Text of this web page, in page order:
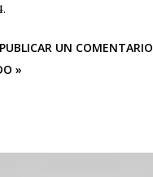
PUBLICAR UN COMENTARIO
»